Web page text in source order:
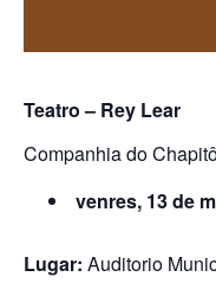
Teatro – Rey Lear
Companhia do
venres, 13 de
Lugar: Auditorio